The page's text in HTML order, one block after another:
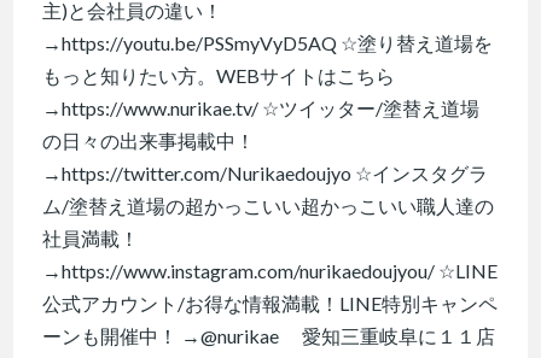
主)と会社員の違い！
→https://youtu.be/PSSmyVyD5AQ ☆塗り替え道場を
もっと知りたい方。WEBサイトはこちら
→https://www.nurikae.tv/ ☆ツイッター/塗替え道場
の日々の出来事掲載中！
→https://twitter.com/Nurikaedoujyo ☆インスタグラ
ム/塗替え道場の超かっこいい超かっこいい職人達の
社員満載！
→https://www.instagram.com/nurikaedoujyou/ ☆LINE
公式アカウント/お得な情報満載！LINE特別キャンペ
ーンも開催中！ →@nurikae 愛知三重岐阜に１１店